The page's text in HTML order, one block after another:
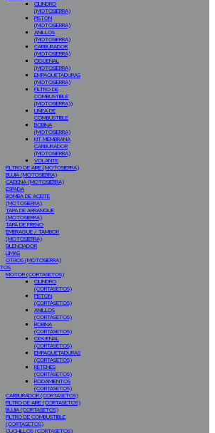
CILINDRO
(MOTOSIERRA)
PISTON
(MOTOSIERRA)
ANILLOS
(MOTOSIERRA)
CARBURADOR
(MOTOSIERRA)
CIGÜEÑAL
(MOTOSIERRA)
EMPAQUETADURAS
(MOTOSIERRA)
FILTRO DE
COMBUSTIBLE
(MOTOSIERRA))
LINEA DE
COMBUSTIBLE
BOBINA
(MOTOSIERRA)
KIT MEMBRANA
CARBURADOR
(MOTOSIERRA)
VOLANTE
FILTRO DE AIRE (MOTOSIERRA)
BUJIA (MOTOSIERRA)
CADENA (MOTOSIERRA)
ESPADA
BOMBA DE ACEITE
(MOTOSIERRA)
TAPA DE ARRANQUE
(MOTOSIERRA)
TAPA DE FRENO
EMBRAGUE / TAMBOR
(MOTOSIERRA)
SILENCIADOR
LIMAS
OTROS (MOTOSIERRA)
MOTOR (CORTASETOS)
CILINDRO
(CORTASETOS)
PISTON
(CORTASETOS)
ANILLOS
(CORTASETOS)
BOBINA
(CORTASETOS)
CIGUEÑAL
(CORTASETOS)
EMPAQUETADURAS
(CORTASETOS)
RETENES
(CORTASETOS)
RODAMIENTOS
(CORTASETOS)
CARBURADOR (CORTASETOS)
FILTRO DE AIRE (CORTASETOS)
BUJIA (CORTASETOS)
FILTRO DE COMBUSTIBLE
(CORTASETOS)
CUCHILLOS (CORTASETOS)